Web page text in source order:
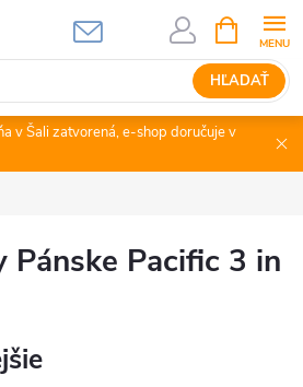
HĽADAŤ
KOŠÍK
v Šali zatvorená, e-shop doručuje v
Pánske Pacific 3 in